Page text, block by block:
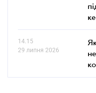
14.15
29 липня 2026